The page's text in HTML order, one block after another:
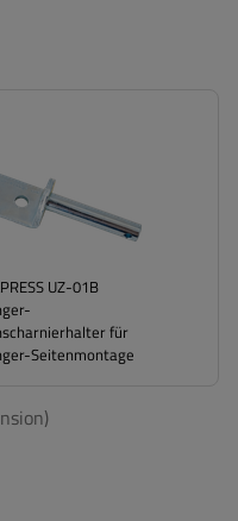
UZ-01B
für
Seitenmontage
)